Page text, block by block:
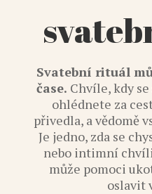
Svatební rituál
čase. Chvíle, kdy
ohlédnete za
přivedla, a vědomě
Je jedno, zda se
nebo intimní
může pomoci
oslavit